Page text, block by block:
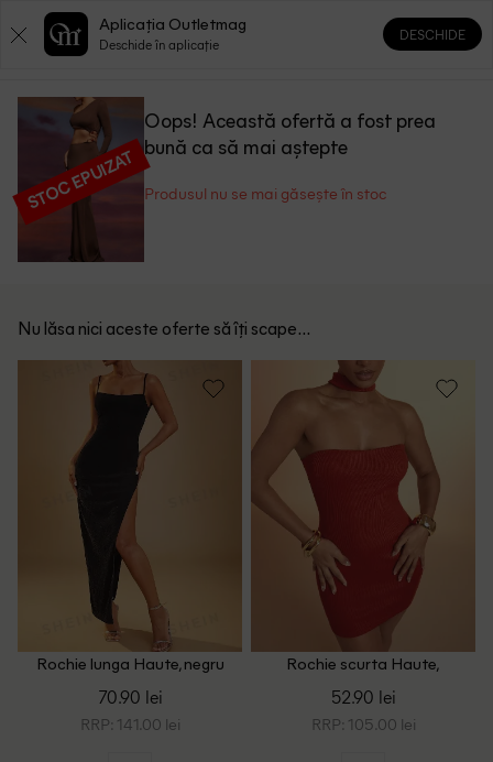
0 0
STOC EPUIZAT
Oops! Această ofertă a fost prea
bună ca să mai aștepte
Produsul nu se mai găsește în stoc
Nu lăsa nici aceste oferte să îți scape...
Rochie lunga Haute, negru
70.90 lei
RRP: 141.00 lei
Rochie scurta Haute,
52.90 lei
RRP: 105.00 lei
Aplicația Outletmag
Deschide în aplicație
DESCHIDE